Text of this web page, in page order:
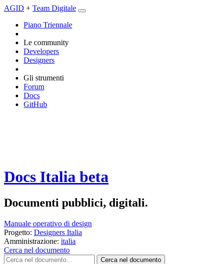
AGID + Team Digitale
Piano Triennale
Le community
Developers
Designers
Gli strumenti
Forum
Docs
GitHub
Docs Italia beta
Documenti pubblici, digitali.
Manuale operativo di design
Progetto: Designers Italia
Amministrazione: italia
Cerca nel documento
Cerca nel documento